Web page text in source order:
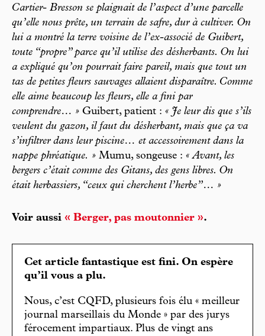
Cartier- Bresson se plaignait de l’aspect d’une parcelle
qu’elle nous prête, un terrain de safre, dur à cultiver. On
lui a montré la terre voisine de l’ex-associé de Guibert,
toute “propre” parce qu’il utilise des désherbants. On lui
a expliqué qu’on pourrait faire pareil, mais que tout un
tas de petites fleurs sauvages allaient disparaître. Comme
elle aime beaucoup les fleurs, elle a fini par
comprendre… » Guibert, patient : « Je leur dis que s’ils
veulent du gazon, il faut du désherbant, mais que ça va
s’infiltrer dans leur piscine… et accessoirement dans la
nappe phréatique. » Mumu, songeuse : « Avant, les
bergers c’était comme des Gitans, des gens libres. On
était herbassiers, “ceux qui cherchent l’herbe”… »
Voir aussi « Berger, pas moutonnier ».
Cet article fantastique est fini. On espère
qu’il vous a plu.
Nous, c’est CQFD, plusieurs fois élu « meilleur
journal marseillais du Monde » par des jurys
férocement impartiaux. Plus de vingt ans